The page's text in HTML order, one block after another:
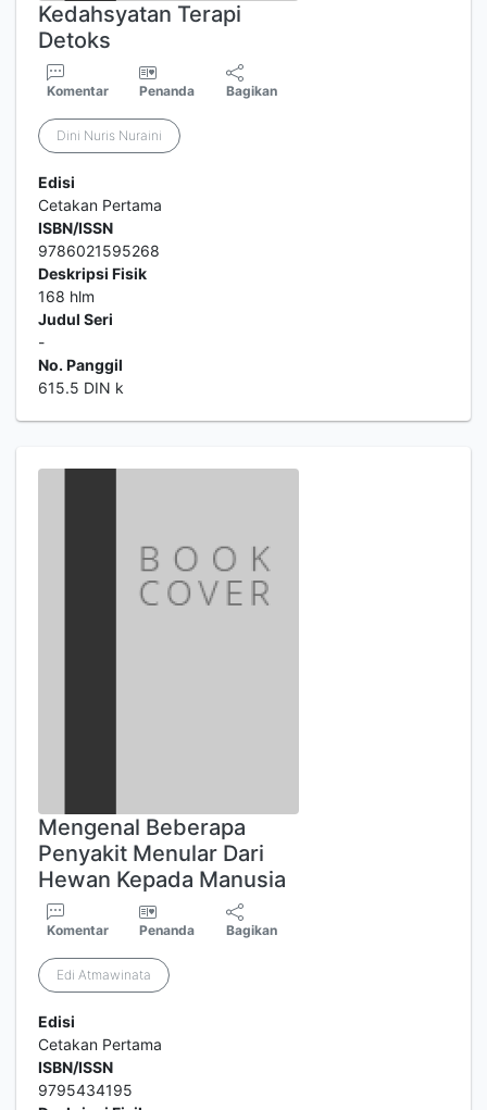
Kedahsyatan Terapi
Detoks
Komentar Penanda Bagikan
Dini Nuris Nuraini
Edisi
Cetakan Pertama
ISBN/ISSN
9786021595268
Deskripsi Fisik
168 hlm
Judul Seri
-
No. Panggil
615.5 DIN k
Mengenal Beberapa
Penyakit Menular Dari
Hewan Kepada Manusia
Komentar Penanda Bagikan
Edi Atmawinata
Edisi
Cetakan Pertama
ISBN/ISSN
9795434195